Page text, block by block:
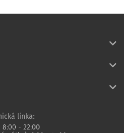
linka:
8:00 - 22:00